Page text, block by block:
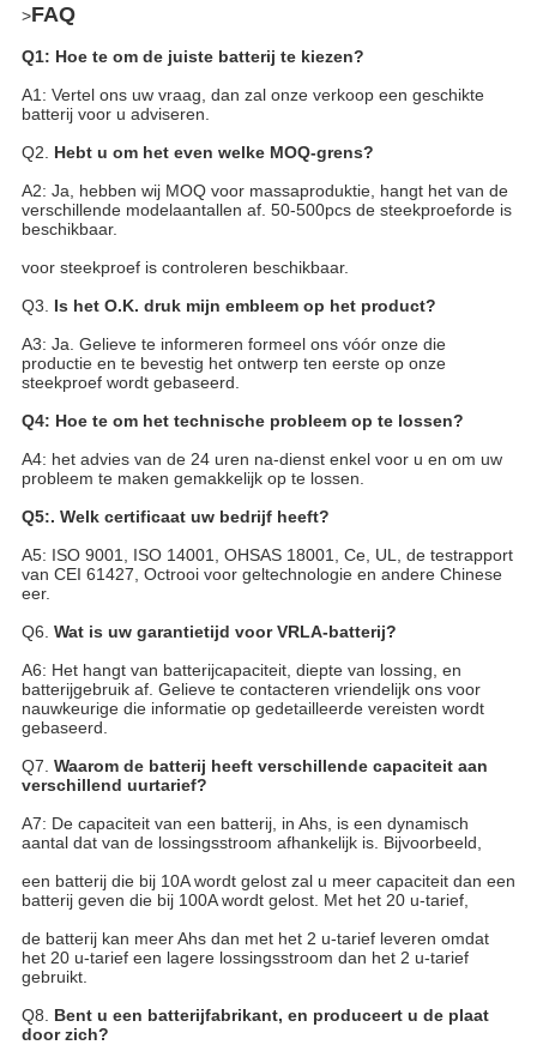
>FAQ
Q1: Hoe te om de juiste batterij te kiezen?
A1: Vertel ons uw vraag, dan zal onze verkoop een geschikte
batterij voor u adviseren.
Q2. Hebt u om het even welke MOQ-grens?
A2: Ja, hebben wij MOQ voor massaproduktie, hangt het van de
verschillende modelaantallen af. 50-500pcs de steekproeforde is
beschikbaar.
voor steekproef is controleren beschikbaar.
Q3. Is het O.K. druk mijn embleem op het product?
A3: Ja. Gelieve te informeren formeel ons vóór onze die
productie en te bevestig het ontwerp ten eerste op onze
steekproef wordt gebaseerd.
Q4: Hoe te om het technische probleem op te lossen?
A4: het advies van de 24 uren na-dienst enkel voor u en om uw
probleem te maken gemakkelijk op te lossen.
Q5:. Welk certificaat uw bedrijf heeft?
A5: ISO 9001, ISO 14001, OHSAS 18001, Ce, UL, de testrapport
van CEI 61427, Octrooi voor geltechnologie en andere Chinese
eer.
Q6. Wat is uw garantietijd voor VRLA-batterij?
A6: Het hangt van batterijcapaciteit, diepte van lossing, en
batterijgebruik af. Gelieve te contacteren vriendelijk ons voor
nauwkeurige die informatie op gedetailleerde vereisten wordt
gebaseerd.
Q7. Waarom de batterij heeft verschillende capaciteit aan
verschillend uurtarief?
A7: De capaciteit van een batterij, in Ahs, is een dynamisch
aantal dat van de lossingsstroom afhankelijk is. Bijvoorbeeld,
een batterij die bij 10A wordt gelost zal u meer capaciteit dan een
batterij geven die bij 100A wordt gelost. Met het 20 u-tarief,
de batterij kan meer Ahs dan met het 2 u-tarief leveren omdat
het 20 u-tarief een lagere lossingsstroom dan het 2 u-tarief
gebruikt.
Q8. Bent u een batterijfabrikant, en produceert u de plaat
door zich?